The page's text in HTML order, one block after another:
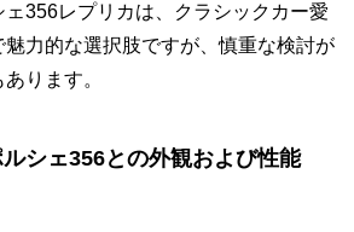
ェ356レプリカは、クラシックカー愛
力的な選択肢ですが、慎重な検討が
ります。
シェ356との外観および性能